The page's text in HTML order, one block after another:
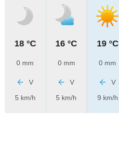
18 °C
0 mm
V
5 km/h
16 °C
0 mm
V
5 km/h
19 °C
0 mm
V
9 km/h